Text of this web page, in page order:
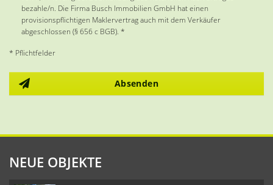
bezahle/n. Die Firma Busch Immobilien GmbH hat einen
provisionspflichtigen Maklervertrag auch mit dem Verkäufer
abgeschlossen (§ 656 c BGB). *
* Pflichtfelder
Absenden
NEUE OBJEKTE